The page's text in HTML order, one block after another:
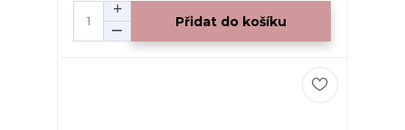
Přidat do košíku